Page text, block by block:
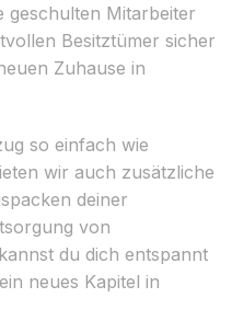
geschulten Mitarbeiter
Besitztümer sicher
Zuhause in
so einfach wie
wir auch zusätzliche
deiner
von
du dich entspannt
neues Kapitel in